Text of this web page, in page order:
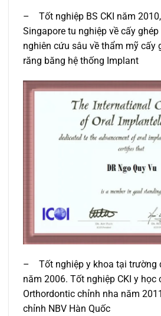
– Tốt nghiệp BS CKI năm
Singapore tu nghiệp về cấy
nghiên cứu sâu về thẩm mỹ cấy
răng băng hệ thống Implant
– Tốt nghiệp y khoa tại trường
năm 2006. Tốt nghiệp CKI y học
Orthordontic chỉnh nha năm
chỉnh NBV Hàn Quốc